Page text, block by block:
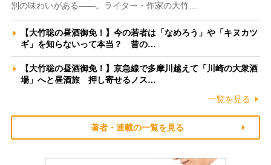
別の味わいがある――。ライター・作家の大竹…
【大竹聡の昼酒御免！】今の若者は「なめろう」や「キヌカツ
ギ」を知らないって本当？ 昔の…
【大竹聡の昼酒御免！】京急線で多摩川越えて「川崎の大衆酒
場」へと昼酒旅 押し寄せるノス…
一覧を見る
著者・連載の一覧を見る